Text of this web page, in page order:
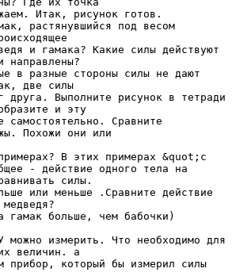
Итак, рисунок готов.
растянувшийся под весом
и гамака? Какие силы действуют
направлены?
в разные стороны силы не дают
две силы
друга. Выполните рисунок в тетради
и эту
самостоятельно. Сравните
Похожи они или
В этих примерах &quot;с
- действие одного тела на
силы.
или меньше .Сравните действие
гамак больше, чем бабочки)
можно измерить. Что необходимо для
величин. а
прибор, который бы измерил силы